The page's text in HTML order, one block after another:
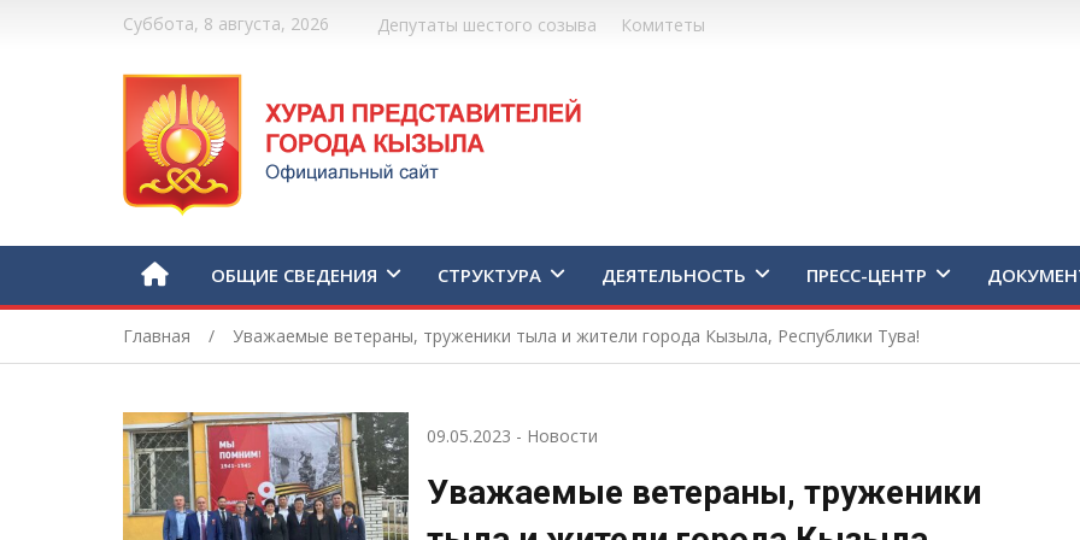
Суббота, 8 августа, 2026 Депутаты шестого созыва Комитеты
ОБЩИЕ СВЕДЕНИЯ СТРУКТУРА ДЕЯТЕЛЬНОСТЬ ПРЕСС-ЦЕНТР
Главная Уважаемые ветераны, труженики тыла и жители города Кызыла, Республики Тува!
09.05.2023 - Новости
Уважаемые ветераны, труженики